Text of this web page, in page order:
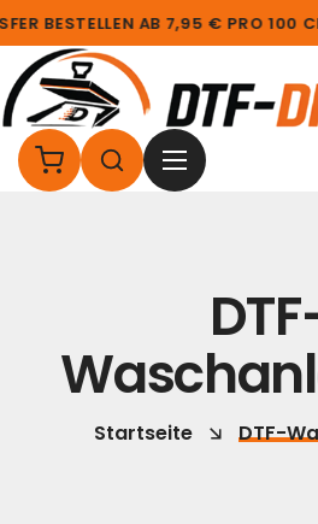
BESTELLEN AB 7,95 € PRO 100
Startseite DTF-